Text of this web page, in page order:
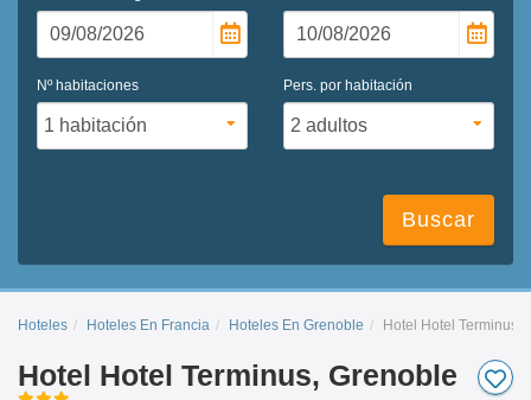
Nº habitaciones Pers. por habitación
Buscar
Hoteles Hoteles En Francia Hoteles En Grenoble Hotel Hotel Terminus
Hotel Hotel Terminus, Grenoble